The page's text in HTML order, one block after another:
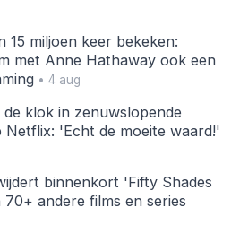
15 miljoen keer bekeken:
met Anne Hathaway ook een
• 4 aug
de klok in zenuwslopende
Netflix: 'Echt de moeite waard!'
binnenkort 'Fifty Shades
andere films en series